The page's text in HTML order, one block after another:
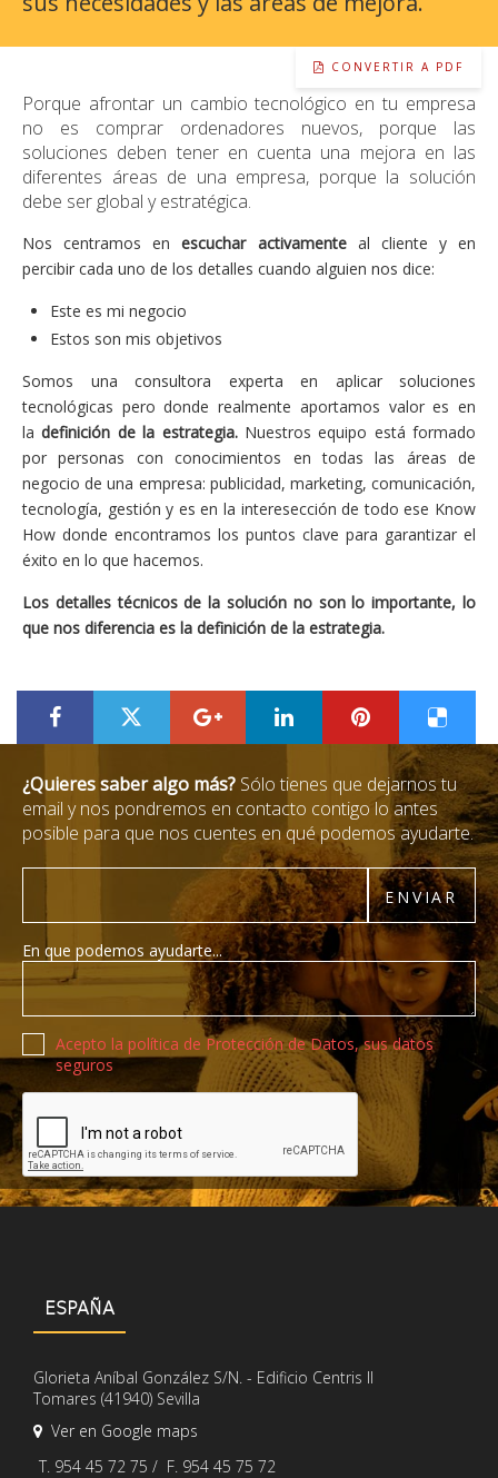
CONVERTIR A PDF
Porque afrontar un cambio tecnológico en tu empresa
no es comprar ordenadores nuevos, porque las
soluciones deben tener en cuenta una mejora en las
diferentes áreas de una empresa, porque la solución
debe ser global y estratégica.
Nos centramos enescuchar activamenteal cliente y en
percibir cada uno de los detalles cuando alguien nos dice:
Este es mi negocio
Estos son mis objetivos
Somos una consultora experta en aplicar soluciones
tecnológicas pero donde realmente aportamos valor es en
ladefinición de la estrategia. Nuestros equipo está formado
por personas con conocimientos en todas las áreas de
negocio de una empresa: publicidad, marketing, comunicación,
tecnología, gestión y es en la interesección de todo ese Know
How donde encontramos los puntos clave para garantizar el
éxito en lo que hacemos.
Los detalles técnicos de la solución no son lo importante, lo
que nos diferencia es la definición de la estrategia.
???label.title.facebook.access???
???label.title.twitter.access???
¿Quieres saber algo más? Sólo tienes que dejarnos tu
email y nos pondremos en contacto contigo lo antes
posible para que nos cuentes en qué podemos ayudarte.
En que podemos ayudarte...
Política de privacidad
Acepto la política de Protección de Datos, sus datos
seguros
Recaptcha de Google
ENVIAR
ESPAÑA
Glorieta Aníbal González S/N. - Edificio Centris II
Tomares (41940) Sevilla
Ver en Google maps
T. 954 45 72 75 / F. 954 45 75 72